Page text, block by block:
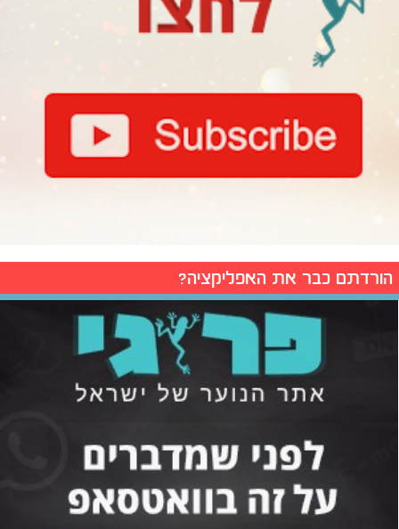
הורדתם כבר את האפליקציה?